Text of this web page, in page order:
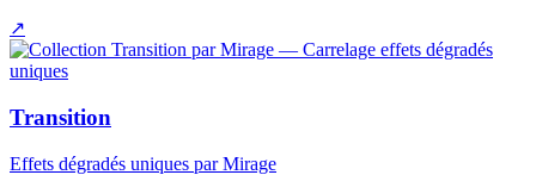
↗
Transition
Effets dégradés uniques par Mirage